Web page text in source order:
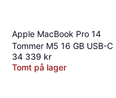
Apple MacBook Pro 14
Tommer M5 16 GB USB-C
34 339 kr
Tomt på lager